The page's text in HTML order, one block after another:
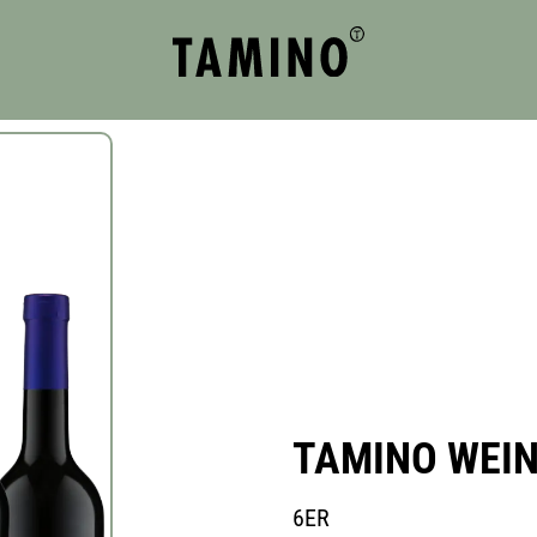
TAMINO
6ER